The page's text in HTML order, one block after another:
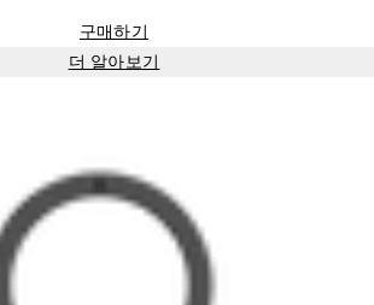
구매하기
더 알아보기